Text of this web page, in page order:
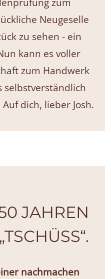
Neugeselle
zu sehen - ein
kann es voller
zum Handwerk
selbstverständlich
dich, lieber Josh.
JAHREN
nachmachen